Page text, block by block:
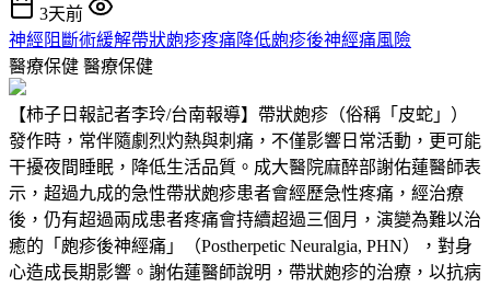
3天前
神經阻斷術緩解帶狀皰疹疼痛降低皰疹後神經痛風險
醫療保健 醫療保健
【柿子日報記者李玲/台南報導】帶狀皰疹（俗稱「皮蛇」）
發作時，常伴隨劇烈灼熱與刺痛，不僅影響日常活動，更可能
干擾夜間睡眠，降低生活品質。成大醫院麻醉部謝佑蓮醫師表
示，超過九成的急性帶狀皰疹患者會經歷急性疼痛，經治療
後，仍有超過兩成患者疼痛會持續超過三個月，演變為難以治
癒的「皰疹後神經痛」（Postherpetic Neuralgia, PHN），對身
心造成長期影響。謝佑蓮醫師說明，帶狀皰疹的治療，以抗病